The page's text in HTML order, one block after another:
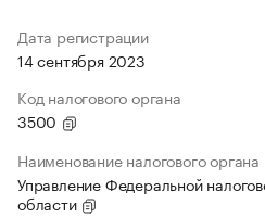
Дата регистрации
14 сентября 2023
Код налогового органа
3500
Наименование налогового органа
Управление Федеральной
области